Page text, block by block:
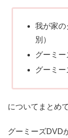
我が家の
別）
グーミー
グーミー
についてまとめ
グーミーズDVD